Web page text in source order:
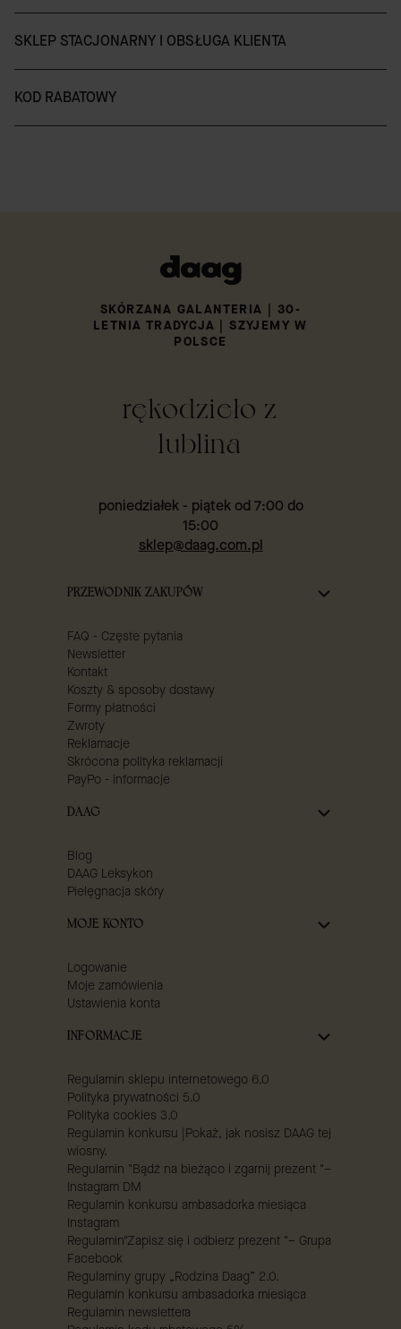
SKLEP STACJONARNY I OBSŁUGA KLIENTA
KOD RABATOWY
SKÓRZANA GALANTERIA | 30-
LETNIA TRADYCJA | SZYJEMY W
POLSCE
rękodzieło z
lublina
poniedziałek - piątek od 7:00 do
15:00
sklep@daag.com.pl
Linki w stopce
PRZEWODNIK ZAKUPÓW
FAQ - Częste pytania
Newsletter
Kontakt
Koszty & sposoby dostawy
Formy płatności
Zwroty
Reklamacje
Skrócona polityka reklamacji
PayPo - informacje
DAAG
Blog
DAAG Leksykon
Pielęgnacja skóry
MOJE KONTO
Logowanie
Moje zamówienia
Ustawienia konta
INFORMACJE
Regulamin sklepu internetowego 6.0
Polityka prywatności 5.0
Polityka cookies 3.0
Regulamin konkursu |Pokaż, jak nosisz DAAG tej
wiosny.
Regulamin "Bądź na bieżąco i zgarnij prezent "–
Instagram DM
Regulamin konkursu ambasadorka miesiąca
Instagram
Regulamin"Zapisz się i odbierz prezent "– Grupa
Facebook
Regulaminy grupy „Rodzina Daag” 2.0.
Regulamin konkursu ambasadorka miesiąca
Regulamin newslettera